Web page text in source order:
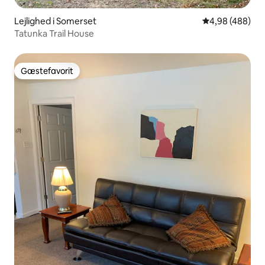
Lejlighed i Somerset 4,98 ud af 5 i
4,98 (488)
Tatunka Trail House
Gæstefavorit
Gæstefavorit